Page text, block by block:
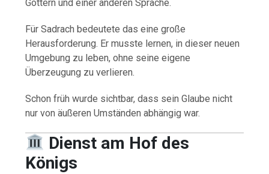
Göttern und einer anderen Sprache.
Für Sadrach bedeutete das eine große
Herausforderung. Er musste lernen, in dieser neuen
Umgebung zu leben, ohne seine eigene
Überzeugung zu verlieren.
Schon früh wurde sichtbar, dass sein Glaube nicht
nur von äußeren Umständen abhängig war.
Dienst am Hof des
Königs